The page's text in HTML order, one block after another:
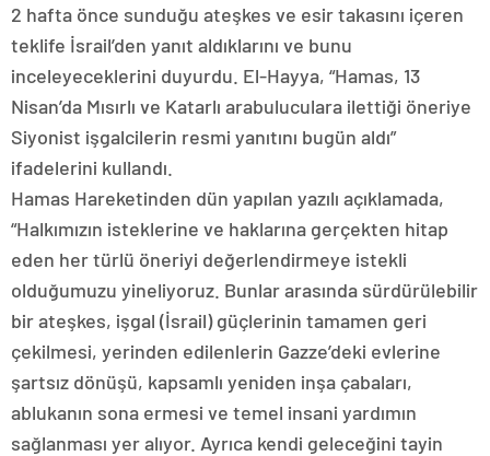
2 hafta önce sunduğu ateşkes ve esir takasını içeren
teklife İsrail’den yanıt aldıklarını ve bunu
inceleyeceklerini duyurdu. El-Hayya, “Hamas, 13
Nisan’da Mısırlı ve Katarlı arabuluculara ilettiği öneriye
Siyonist işgalcilerin resmi yanıtını bugün aldı”
ifadelerini kullandı.
Hamas Hareketinden dün yapılan yazılı açıklamada,
“Halkımızın isteklerine ve haklarına gerçekten hitap
eden her türlü öneriyi değerlendirmeye istekli
olduğumuzu yineliyoruz. Bunlar arasında sürdürülebilir
bir ateşkes, işgal (İsrail) güçlerinin tamamen geri
çekilmesi, yerinden edilenlerin Gazze’deki evlerine
şartsız dönüşü, kapsamlı yeniden inşa çabaları,
ablukanın sona ermesi ve temel insani yardımın
sağlanması yer alıyor. Ayrıca kendi geleceğini tayin